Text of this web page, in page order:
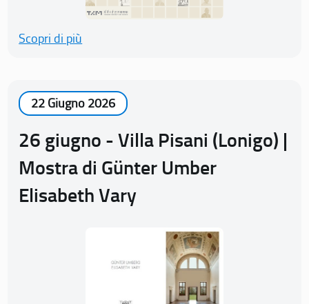
Scopri di più
22 Giugno 2026
26 giugno - Villa Pisani (Lonigo) |
Mostra di Günter Umber
Elisabeth Vary